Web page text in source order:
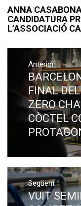
ANNA
CANDIDATURA
L’ASSOCIACIÓ
Navegació
d'entrades
Anterior
Previous
post:
FINAL
ZERO
CÒCTEL
Següent
Next
VUIT